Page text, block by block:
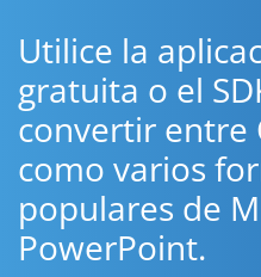
Utilice la
gratuita o el
convertir entre
como varios
populares de
PowerPoint.